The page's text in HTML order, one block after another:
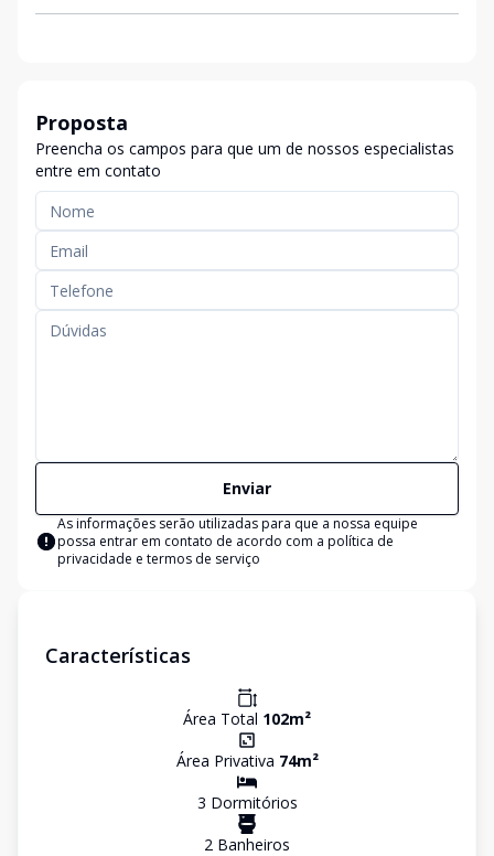
Proposta
Preencha os campos para que um de nossos especialistas
entre em contato
Enviar
As informações serão utilizadas para que a nossa equipe
possa entrar em contato de acordo com a política de
privacidade e termos de serviço
Características
Área Total 102m²
Área Privativa 74m²
3 Dormitórios
2 Banheiros